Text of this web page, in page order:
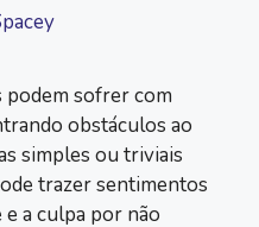
sofrer com
obstáculos ao
simples ou triviais
trazer sentimentos
a culpa por não